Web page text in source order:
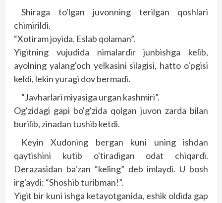
Shiraga to'lgan juvonning terilgan qoshlari
chimirildi.
“Xotiram joyida. Eslab qolaman”.
Yigitning vujudida nimalardir junbishga kelib,
ayolning yalang'och yelkasini silagisi, hatto o'pgisi
keldi, lekin yuragi dov bermadi.
“Javharlari miyasiga urgan kashmiri”.
Og'zidagi gapi bo'g'zida qolgan juvon zarda bilan
burilib, zinadan tushib ketdi.
Keyin Xudoning bergan kuni uning ishdan
qaytishini kutib o'tiradigan odat chiqardi.
Derazasidan ba'zan “keling” deb imlaydi. U bosh
irg'aydi: “Shoshib turibman!”.
Yigit bir kuni ishga ketayotganida, eshik oldida gap